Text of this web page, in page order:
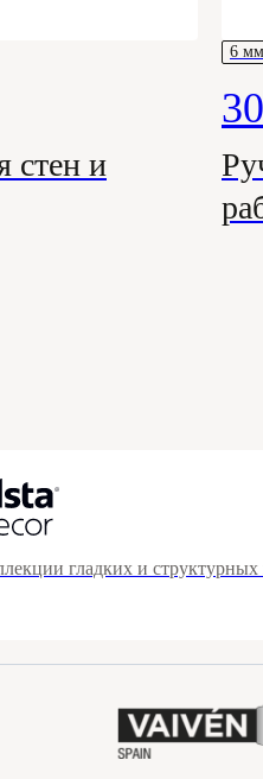
стен и
6
гладких и